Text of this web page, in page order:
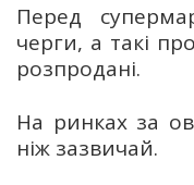
Перед
черги, а такі
розпродані.
На ринках за
ніж зазвичай.